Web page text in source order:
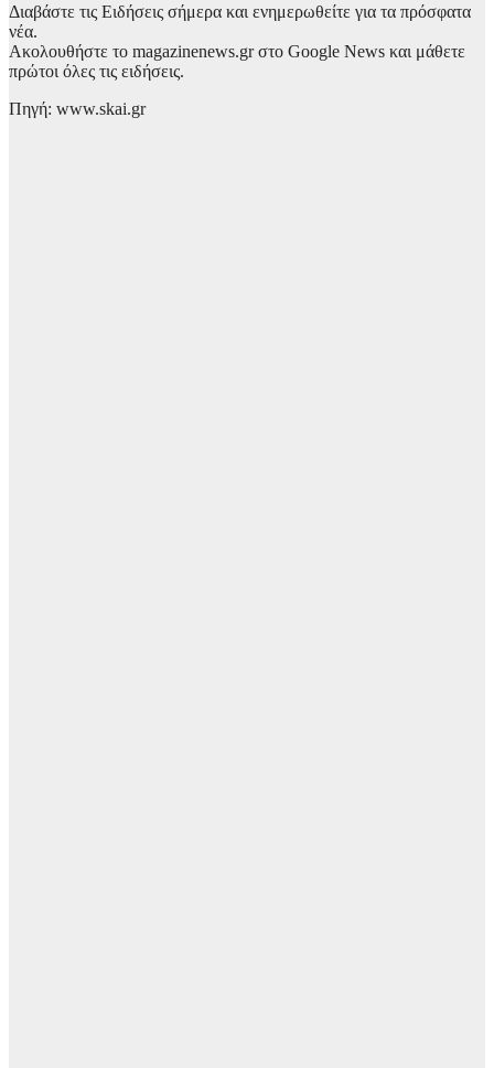
Διαβάστε τις Ειδήσεις σήμερα και ενημερωθείτε για τα πρόσφατα
νέα.
Ακολουθήστε το magazinenews.gr στο Google News και μάθετε
πρώτοι όλες τις ειδήσεις.
Πηγή: www.skai.gr